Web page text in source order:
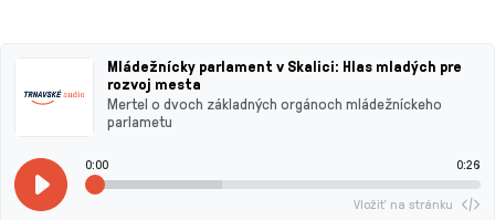
Mládežnícky parlament v Skalici: Hlas mladých pre
rozvoj mesta
Mertel o dvoch základných orgánoch mládežníckeho
parlametu
0:00 0:26
Vložiť na stránku